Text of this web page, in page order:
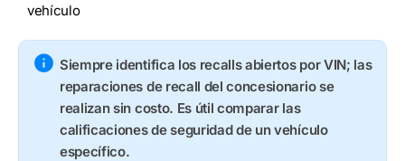
vehículo
Siempre identifica los recalls abiertos por VIN; las
reparaciones de recall del concesionario se
realizan sin costo. Es útil comparar las
calificaciones de seguridad de un vehículo
específico.